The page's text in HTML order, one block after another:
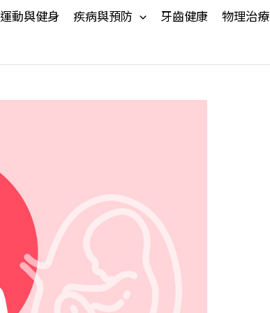
運動與健身 疾病與預防 牙齒健康 物理治療